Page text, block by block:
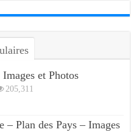
et Photos
205,311
– Plan des Pays – Images